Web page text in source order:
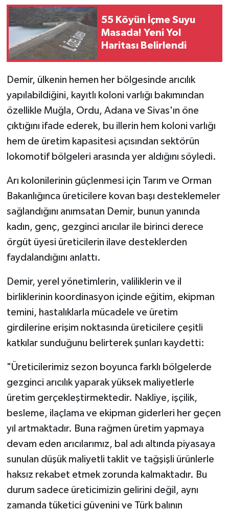
55 Köyün İçme Suyu
Masada! Yeni Yol
Haritası Belirlendi
Demir, ülkenin hemen her bölgesinde arıcılık
yapılabildiğini, kayıtlı koloni varlığı bakımından
özellikle Muğla, Ordu, Adana ve Sivas'ın öne
çıktığını ifade ederek, bu illerin hem koloni varlığı
hem de üretim kapasitesi açısından sektörün
lokomotif bölgeleri arasında yer aldığını söyledi.
Arı kolonilerinin güçlenmesi için Tarım ve Orman
Bakanlığınca üreticilere kovan başı desteklemeler
sağlandığını anımsatan Demir, bunun yanında
kadın, genç, gezginci arıcılar ile birinci derece
örgüt üyesi üreticilerin ilave desteklerden
faydalandığını anlattı.
Demir, yerel yönetimlerin, valiliklerin ve il
birliklerinin koordinasyon içinde eğitim, ekipman
temini, hastalıklarla mücadele ve üretim
girdilerine erişim noktasında üreticilere çeşitli
katkılar sunduğunu belirterek şunları kaydetti:
"Üreticilerimiz sezon boyunca farklı bölgelerde
gezginci arıcılık yaparak yüksek maliyetlerle
üretim gerçekleştirmektedir. Nakliye, işçilik,
besleme, ilaçlama ve ekipman giderleri her geçen
yıl artmaktadır. Buna rağmen üretim yapmaya
devam eden arıcılarımız, bal adı altında piyasaya
sunulan düşük maliyetli taklit ve tağşişli ürünlerle
haksız rekabet etmek zorunda kalmaktadır. Bu
durum sadece üreticimizin gelirini değil, aynı
zamanda tüketici güvenini ve Türk balının